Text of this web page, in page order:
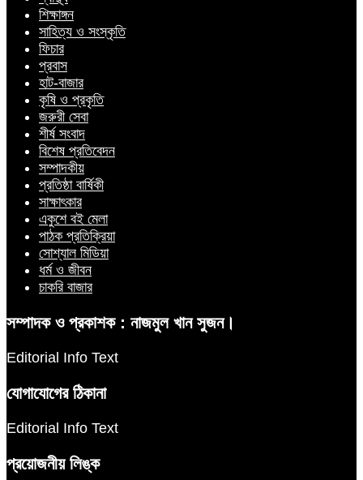
শিক্ষাঙ্গন
সাহিত্য ও সংস্কৃতি
ফিচার
প্রবাস
হাট-বাজার
কৃষি ও প্রকৃতি
জরুরী সেবা
শীর্ষ সংবাদ
বিশেষ প্রতিবেদন
সম্পাদকীয়
প্রতিষ্ঠা বার্ষিকী
সাক্ষাৎকার
একুশে বই মেলা
পাঠক প্রতিক্রিয়া
সোশ্যাল মিডিয়া
ধর্ম ও জীবন
চাকরি বাজার
সম্পাদক ও প্রকাশক : নাজমুল খান সুজন।
Editorial Info Text
যোগাযোগের ঠিকানা
Editorial Info Text
প্রয়োজনীয় লিঙ্ক